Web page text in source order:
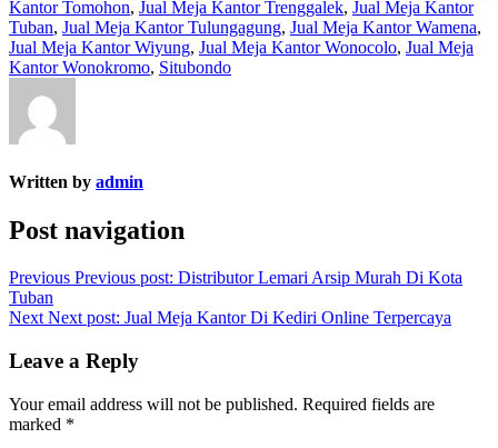
Kantor Tomohon, Jual Meja Kantor Trenggalek, Jual Meja Kantor
Tuban, Jual Meja Kantor Tulungagung, Jual Meja Kantor Wamena,
Jual Meja Kantor Wiyung, Jual Meja Kantor Wonocolo, Jual Meja
Kantor Wonokromo, Situbondo
Written by admin
Post navigation
Previous Previous post: Distributor Lemari Arsip Murah Di Kota
Tuban
Next Next post: Jual Meja Kantor Di Kediri Online Terpercaya
Leave a Reply
Your email address will not be published. Required fields are
marked *